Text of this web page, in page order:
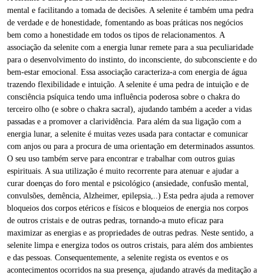
mental e facilitando a tomada de decisões. A selenite é também uma pedra
de verdade e de honestidade, fomentando as boas práticas nos negócios
bem como a honestidade em todos os tipos de relacionamentos. A
associação da selenite com a energia lunar remete para a sua peculiaridade
para o desenvolvimento do instinto, do inconsciente, do subconsciente e do
bem-estar emocional. Essa associação caracteriza-a com energia de água
trazendo flexibilidade e intuição. A selenite é uma pedra de intuição e de
consciência psíquica tendo uma influência poderosa sobre o chakra do
terceiro olho (e sobre o chakra sacral), ajudando também a aceder a vidas
passadas e a promover a clarividência. Para além da sua ligação com a
energia lunar, a selenite é muitas vezes usada para contactar e comunicar
com anjos ou para a procura de uma orientação em determinados assuntos.
O seu uso também serve para encontrar e trabalhar com outros guias
espirituais. A sua utilização é muito recorrente para atenuar e ajudar a
curar doenças do foro mental e psicológico (ansiedade, confusão mental,
convulsões, demência, Alzheimer, epilepsia,..) Esta pedra ajuda a remover
bloqueios dos corpos etéricos e físicos e bloqueios de energia nos corpos
de outros cristais e de outras pedras, tornando-a muto eficaz para
maximizar as energias e as propriedades de outras pedras. Neste sentido, a
selenite limpa e energiza todos os outros cristais, para além dos ambientes
e das pessoas. Consequentemente, a selenite regista os eventos e os
acontecimentos ocorridos na sua presença, ajudando através da meditação a